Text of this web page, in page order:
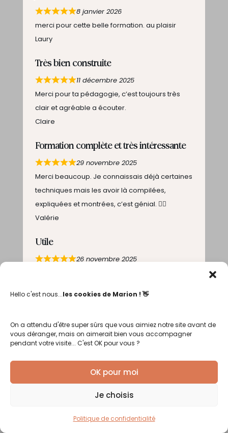
Hello c'est nous...les cookies de Marion ! 👋
On a attendu d'être super sûrs que vous aimiez notre site avant de
vous déranger, mais on aimerait bien vous accompagner
pendant votre visite... C'est OK pour vous ?
OK pour moi
Je choisis
Politique de confidentialité
8 janvier 2026
merci pour cette belle formation. au plaisir
Laury
Très bien construite
11 décembre 2025
Merci pour ta pédagogie, c’est toujours très
clair et agréable a écouter.
Claire
Formation complète et très intéressante
29 novembre 2025
Merci beaucoup. Je connaissais déjà certaines
techniques mais les avoir là compilées,
expliquées et montrées, c’est génial. 👍🏻
Valérie
Utile
26 novembre 2025
Très pertinent
19 novembre 2025
Marie
17 novembre 2025